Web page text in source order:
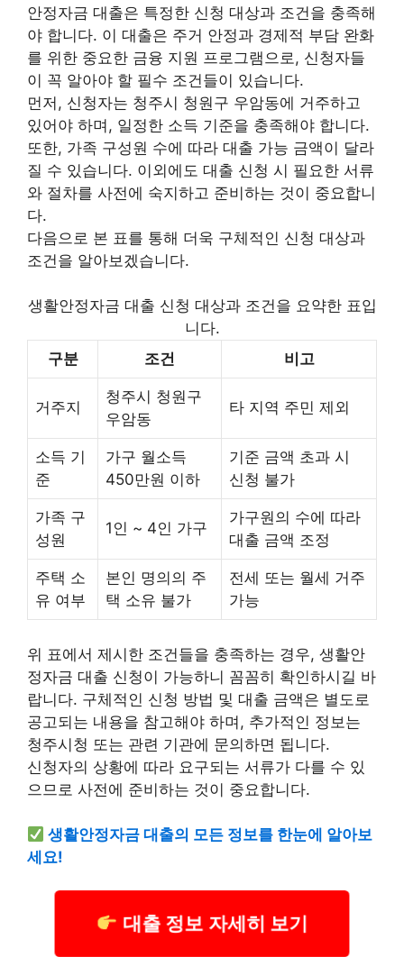
안정자금 대출은 특정한 신청 대상과 조건을 충족해
야 합니다. 이 대출은 주거 안정과 경제적 부담 완화
를 위한 중요한 금융 지원 프로그램으로, 신청자들
이 꼭 알아야 할 필수 조건들이 있습니다.
먼저, 신청자는 청주시 청원구 우암동에 거주하고
있어야 하며, 일정한 소득 기준을 충족해야 합니다.
또한, 가족 구성원 수에 따라 대출 가능 금액이 달라
질 수 있습니다. 이외에도 대출 신청 시 필요한 서류
와 절차를 사전에 숙지하고 준비하는 것이 중요합니
다.
다음으로 본 표를 통해 더욱 구체적인 신청 대상과
조건을 알아보겠습니다.
생활안정자금 대출 신청 대상과 조건을 요약한 표입
니다.
구분
조건 비고
거주지
청주시 청원구
우암동
타 지역 주민 제외
소득 기
준
가구 월소득
450만원 이하
기준 금액 초과 시
신청 불가
가족 구
성원
1인 ~ 4인 가구
가구원의 수에 따라
대출 금액 조정
주택 소
유 여부
본인 명의의 주
택 소유 불가
전세 또는 월세 거주
가능
위 표에서 제시한 조건들을 충족하는 경우, 생활안
정자금 대출 신청이 가능하니 꼼꼼히 확인하시길 바
랍니다. 구체적인 신청 방법 및 대출 금액은 별도로
공고되는 내용을 참고해야 하며, 추가적인 정보는
청주시청 또는 관련 기관에 문의하면 됩니다.
신청자의 상황에 따라 요구되는 서류가 다를 수 있
으므로 사전에 준비하는 것이 중요합니다.
생활안정자금 대출의 모든 정보를 한눈에 알아보
세요!
대출 정보 자세히 보기